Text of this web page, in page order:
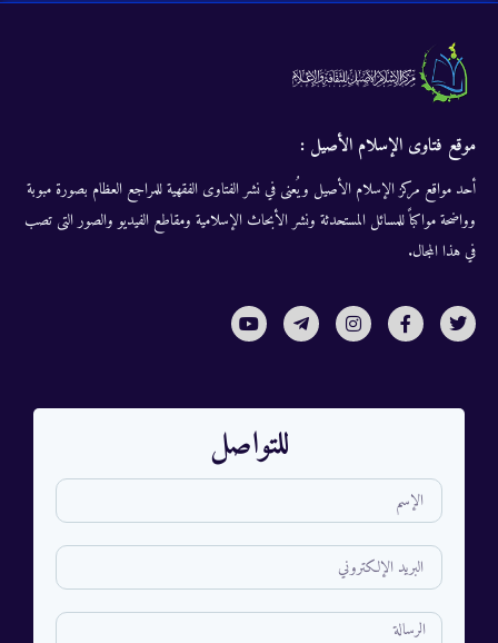
موقع فتاوى الإسلام الأصيل :
أحد مواقع مركز الإسلام الأصيل ويُعنى في نشر الفتاوى الفقهية للمراجع العظام بصورة مبوبة
وواضحة مواكباً للمسائل المستحدثة ونشر الأبحاث الإسلامية ومقاطع الفيديو والصور التى تصب
في هذا المجال.
للتواصل